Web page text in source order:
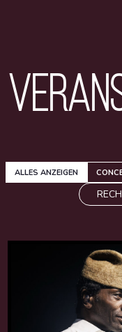
ALLES ANZEIGEN